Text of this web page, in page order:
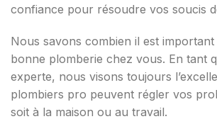
confiance pour résoudre vos soucis
Nous savons combien il est important
bonne plomberie chez vous. En tant
experte, nous visons toujours
plombiers pro peuvent régler vos
soit à la maison ou au travail.